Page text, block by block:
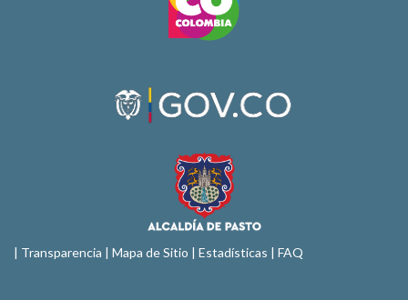
| Transparencia | Mapa de Sitio | Estadísticas | FAQ